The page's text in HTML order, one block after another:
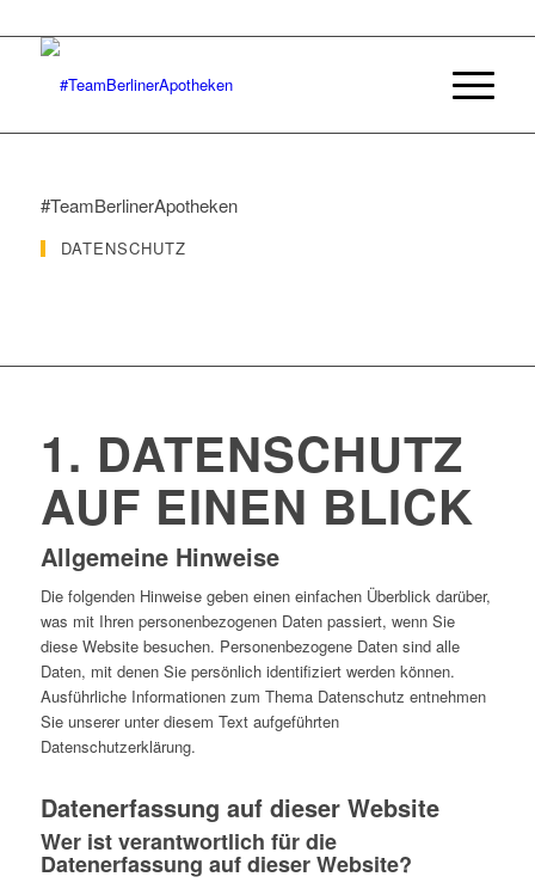
#TeamBerlinerApotheken
DATENSCHUTZ
1. DATENSCHUTZ
AUF EINEN BLICK
Allgemeine Hinweise
Die folgenden Hinweise geben einen einfachen Überblick darüber,
was mit Ihren personenbezogenen Daten passiert, wenn Sie
diese Website besuchen. Personenbezogene Daten sind alle
Daten, mit denen Sie persönlich identifiziert werden können.
Ausführliche Informationen zum Thema Datenschutz entnehmen
Sie unserer unter diesem Text aufgeführten
Datenschutzerklärung.
Datenerfassung auf dieser Website
Wer ist verantwortlich für die
Datenerfassung auf dieser Website?